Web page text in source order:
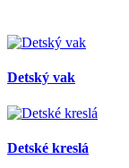
Detský vak
Detské kreslá